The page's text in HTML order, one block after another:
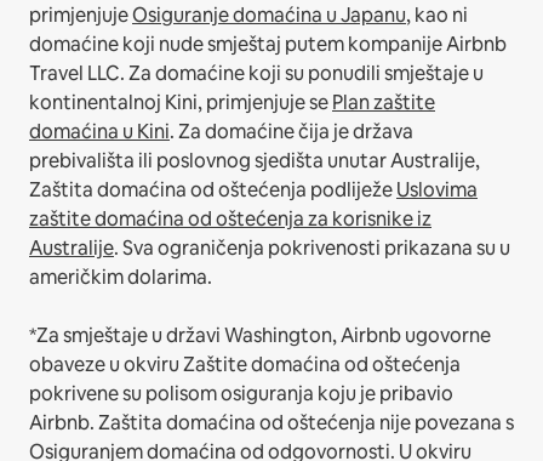
primjenjujeOsiguranje domaćina u Japanu, kao ni
domaćine koji nude smještaj putem kompanije Airbnb
Travel LLC.Za domaćine koji su ponudili smještaje u
kontinentalnoj Kini, primjenjuje sePlan zaštite
domaćina u Kini.Za domaćine čija je država
prebivališta ili poslovnog sjedišta unutar Australije,
Zaštita domaćina od oštećenja podliježeUslovima
zaštite domaćina od oštećenja za korisnike iz
Australije. Sva ograničenja pokrivenosti prikazana su u
američkim dolarima.
*Za smještaje u državi Washington, Airbnb ugovorne
obaveze u okviru Zaštite domaćina od oštećenja
pokrivene su polisom osiguranja koju je pribavio
Airbnb. Zaštita domaćina od oštećenja nije povezana s
Osiguranjem domaćina od odgovornosti. U okviru